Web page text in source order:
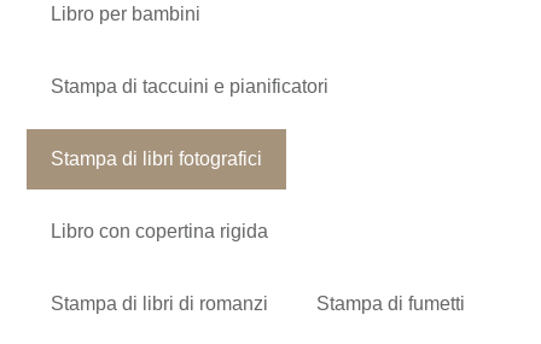
Libro per bambini
Stampa di taccuini e pianificatori
Stampa di libri fotografici
Libro con copertina rigida
Stampa di libri di romanzi Stampa di fumetti